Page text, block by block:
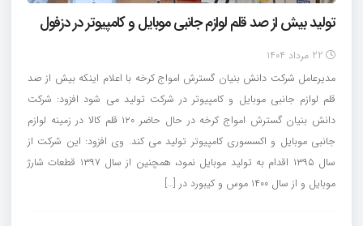
تولید بیش از صد قلم لوازم جانبی موبایل و کامپیوتر در دزفول
22 مرداد 1404
مدیرعامل شرکت دانش بنیان گسترش امواج کرخه با اعلام اینکه بیش از صد
قلم لوازم جانبی موبایل و کامپیوتر در شرکت تولید می شود افزود: شرکت
دانش بنیان گسترش‌ امواج کرخه در حال حاضر ۱۲۰ قلم کالا در زمینه لوازم
جانبی موبایل و اکسسوری کامپیوتر تولید می کند. وی افزود: این شرکت از
سال ۱۳۹۵ اقدام به تولید موبایل نمود، همچنین از سال ۱۳۹۷ قطعات شارژ
موبایل و از سال ۱۴۰۰ موس و کیبورد در […]